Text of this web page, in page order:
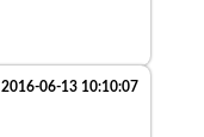
2016-06-13 10:10:07